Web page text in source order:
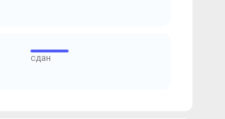
сдан